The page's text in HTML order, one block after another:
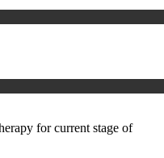
for current stage of